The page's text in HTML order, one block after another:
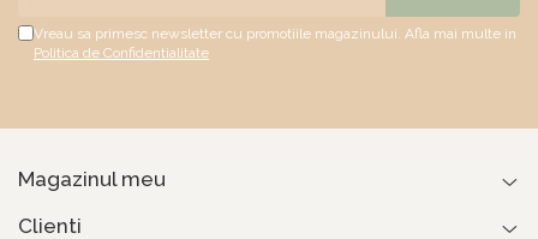
Vreau sa primesc newsletter cu promotiile magazinului. Afla mai multe in
Politica de Confidentialitate
Magazinul meu
Clienti